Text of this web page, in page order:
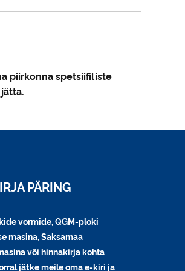
piirkonna spetsiifiliste
PÄRING
vormide, QGM-ploki
masina, Saksamaa
või hinnakirja kohta
jätke meile oma e-kiri ja